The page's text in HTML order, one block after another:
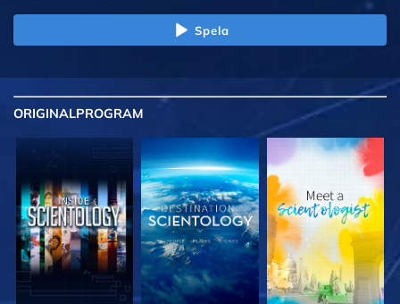
Spela
ORIGINALPROGRAM